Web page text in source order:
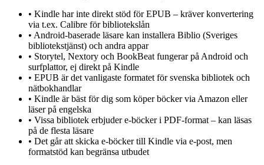
• Kindle har inte direkt stöd för EPUB – kräver konvertering
via t.ex. Calibre för bibliotekslån
• Android-baserade läsare kan installera Biblio (Sveriges
bibliotekstjänst) och andra appar
• Storytel, Nextory och BookBeat fungerar på Android och
surfplattor, ej direkt på Kindle
• EPUB är det vanligaste formatet för svenska bibliotek och
nätbokhandlar
• Kindle är bäst för dig som köper böcker via Amazon eller
läser på engelska
• Vissa bibliotek erbjuder e-böcker i PDF-format – kan läsas
på de flesta läsare
• Det går att skicka e-böcker till Kindle via e-post, men
formatstöd kan begränsa utbudet